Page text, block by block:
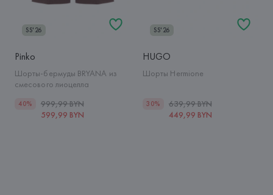
SS'26
Pinko
Шорты-бермуды BRYANA из
смесового лиоцелла
40%
999,99 BYN
599,99 BYN
SS'26
HUGO
Шорты Hermione
30%
639,99 BYN
449,99 BYN